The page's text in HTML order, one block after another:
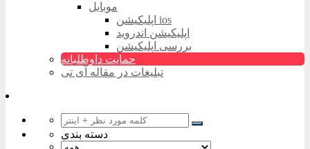
موبایل
اپلیکیشن ios
اپلیکیشن اندروید
بررسی اپلیکیشن
حمایت داوطلبانه
تبلیغات در مقاله آی تی
دسته بندی